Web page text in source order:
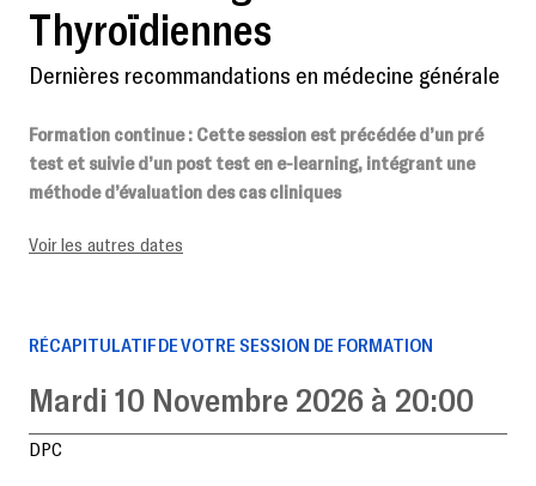
Thyroïdiennes
Dernières recommandations en médecine générale
Formation continue: Cette session est précédée d’un pré
test et suivie d’un post test en e-learning, intégrant une
méthode d’évaluation des cas cliniques
Voir les autres dates
RÉCAPITULATIF DE VOTRE SESSION DE FORMATION
Mardi 10 Novembre 2026 à 20:00
DPC